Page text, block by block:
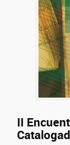
II